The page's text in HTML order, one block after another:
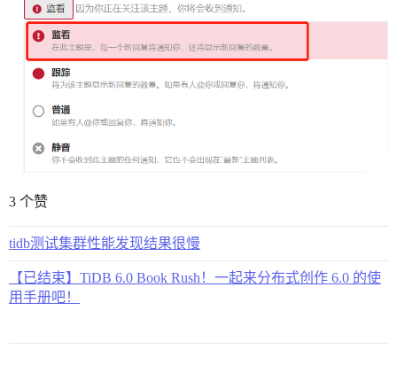
3 个赞
tidb测试集群性能发现结果很慢
【已结束】TiDB 6.0 Book Rush！一起来分布式创作 6.0 的使
用手册吧！